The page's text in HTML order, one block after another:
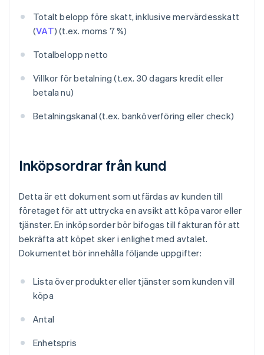
Totalt belopp före skatt, inklusive mervärdesskatt
(VAT) (t.ex. moms 7 %)
Totalbelopp netto
Villkor för betalning (t.ex. 30 dagars kredit eller
betala nu)
Betalningskanal (t.ex. banköverföring eller check)
Inköpsordrar från kund
Detta är ett dokument som utfärdas av kunden till
företaget för att uttrycka en avsikt att köpa varor eller
tjänster. En inköpsorder bör bifogas till fakturan för att
bekräfta att köpet sker i enlighet med avtalet.
Dokumentet bör innehålla följande uppgifter:
Lista över produkter eller tjänster som kunden vill
köpa
Antal
Enhetspris